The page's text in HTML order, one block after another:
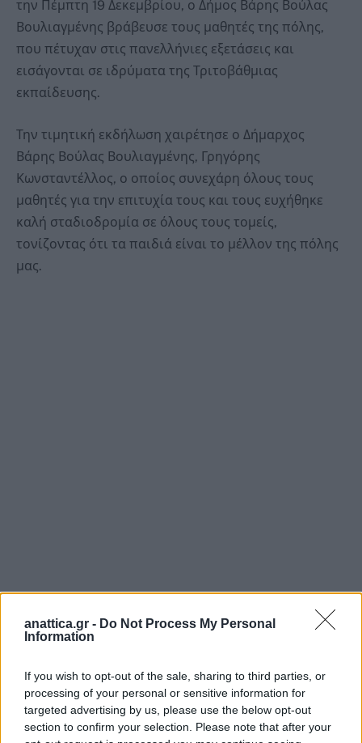
anattica.gr - Do Not Process My Personal
Information
If you wish to opt-out of the sale, sharing to third parties, or
processing of your personal or sensitive information for
targeted advertising by us, please use the below opt-out
section to confirm your selection. Please note that after your
την Πέμπτη 19 Δεκεμβρίου, ο Δήμος Βάρης Βούλας
Βουλιαγμένης βράβευσε τους μαθητές της πόλης,
που πέτυχαν στις πανελλήνιες εξετάσεις και
εισάγονται σε ιδρύματα της Τριτοβάθμιας
εκπαίδευσης.
Την τιμητική εκδήλωση χαιρέτησε ο Δήμαρχος
Βάρης Βούλας Βουλιαγμένης, Γρηγόρης
Κωνσταντέλλος, ο οποίος συνεχάρη όλους τους
μαθητές για την επιτυχία τους και τους ευχήθηκε
καλή σταδιοδρομία σε όλους τους τομείς,
τονίζοντας ότι τα παιδιά είναι το μέλλον της πόλης
μας.
Η εκδήλωση έλαβε χώρα σε εορταστικό και
χαρούμενο κλίμα στην αίθουσα Ιωνία, με τους
μαθητές των δημόσιων λυκείων των τριών